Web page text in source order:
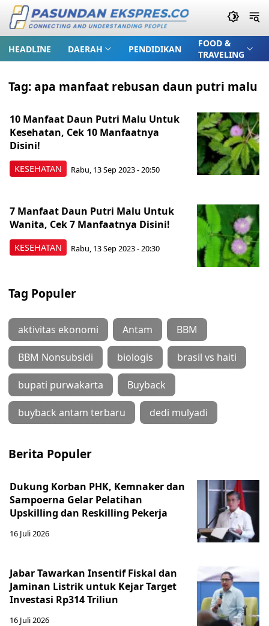
HEADLINE DAERAH PENDIDIKAN
FOOD &
TRAVELING
Tag:apa manfaat rebusan daun putri malu
KESEHATAN
10 Manfaat Daun Putri Malu Untuk
Kesehatan, Cek 10 Manfaatnya
Disini!
Rabu, 13 Sep 2023 - 20:50
KESEHATAN
7 Manfaat Daun Putri Malu Untuk
Wanita, Cek 7 Manfaatnya Disini!
Rabu, 13 Sep 2023 - 20:30
Tag Populer
aktivitas ekonomi Antam BBM
BBM Nonsubsidi biologis brasil vs haiti
bupati purwakarta Buyback
buyback antam terbaru dedi mulyadi
Berita Populer
Dukung Korban PHK, Kemnaker dan
Sampoerna Gelar Pelatihan
Upskilling dan Reskilling Pekerja
16 Juli 2026
Jabar Tawarkan Insentif Fiskal dan
Jaminan Listrik untuk Kejar Target
Investasi Rp314 Triliun
16 Juli 2026